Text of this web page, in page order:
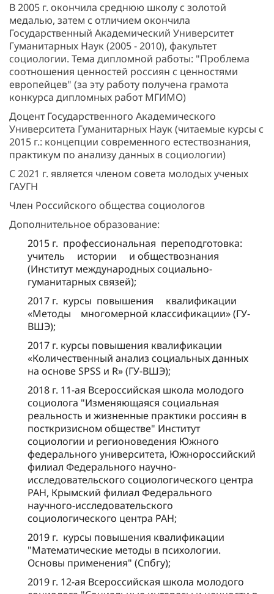
В 2005 г. окончила среднюю школу с золотой
медалью, затем с отличием окончила
Государственный Академический Университет
Гуманитарных Наук (2005 - 2010), факультет
социологии. Тема дипломной работы: "Проблема
соотношения ценностей россиян с ценностями
европейцев" (за эту работу получена грамота
конкурса дипломных работ МГИМО)
Доцент Государственного Академического
Университета Гуманитарных Наук (читаемые курсы с
2015 г.: концепции современного естествознания,
практикум по анализу данных в социологии)
С 2021 г. является членом совета молодых ученых
ГАУГН
Член Российского общества социологов
Дополнительное образование:
2015 г. профессиональная переподготовка:
учитель истории и обществознания
(Институт международных социально-
гуманитарных связей);
2017 г. курсы повышения квалификации
«Методы многомерной классификации» (ГУ-
ВШЭ);
2017 г. курсы повышения квалификации
«Количественный анализ социальных данных
на основе SPSS и R» (ГУ-ВШЭ);
2018 г. 11-ая Всероссийская школа молодого
социолога "Изменяющаяся социальная
реальность и жизненные практики россиян в
посткризисном обществе" Институт
социологии и регионоведения Южного
федерального университета, Южнороссийский
филиал Федерального научно-
исследовательского социологического центра
РАН, Крымский филиал Федерального
научного-исследовательского
социологического центра РАН;
2019 г. курсы повышения квалификации
"Математические методы в психологии.
Основы применения" (Спбгу);
2019 г. 12-ая Всероссийская школа молодого